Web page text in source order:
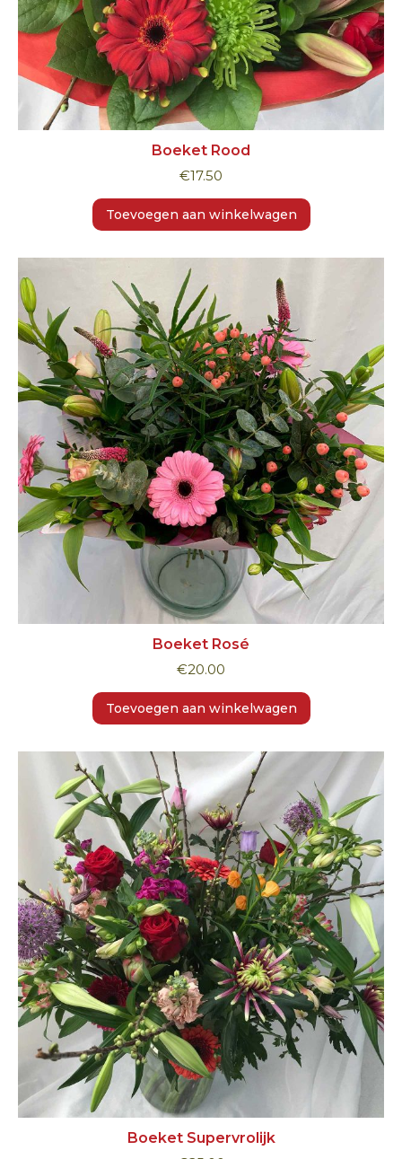
Boeket Rood
€17.50
Toevoegen aan winkelwagen
Boeket Rosé
€20.00
Toevoegen aan winkelwagen
Boeket Supervrolijk